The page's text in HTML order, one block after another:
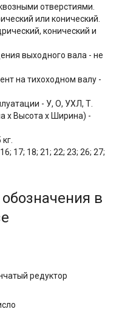
отверстиями.
или конический.
конический и
выходного вала - не
на тихоходном валу -
- У, О, УХЛ, Т.
x Высота x Ширина) -
17; 18; 21; 22; 23; 26; 27;
в
редуктор